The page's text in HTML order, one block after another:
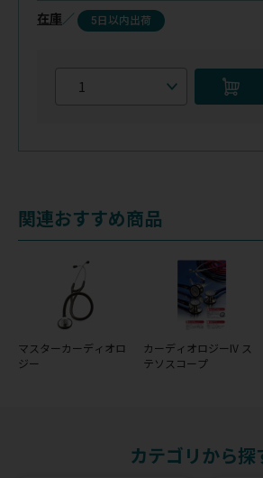
在庫／ 5日以内出荷
関連おすすめ商品
マスターカーディオロ
ジー
カーディオロジーIV ス
テソスコープ
カテゴリから探